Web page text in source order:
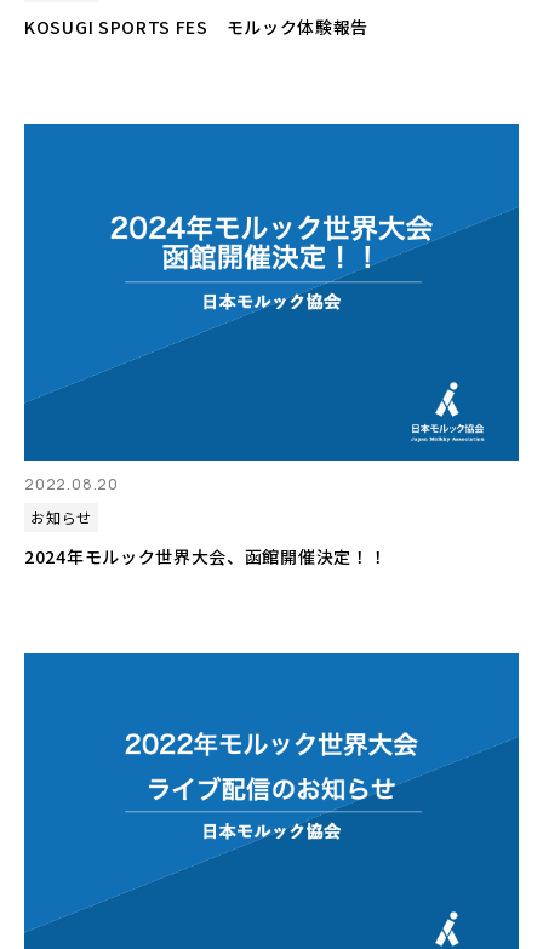
KOSUGI SPORTS FES モルック体験報告
2022.08.20
お知らせ
2024年モルック世界大会、函館開催決定！！